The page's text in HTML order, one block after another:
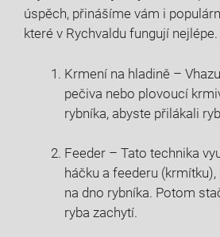
úspěch,​ přinášíme vám‍ i
které v Rychvaldu fungují nejlépe.
Krmení na hladině –
pečiva ​nebo plovoucí
rybníka, abyste‍ přilákali
Feeder – Tato technika
háčku a feederu
na dno rybníka. Potom
ryba zachytí.